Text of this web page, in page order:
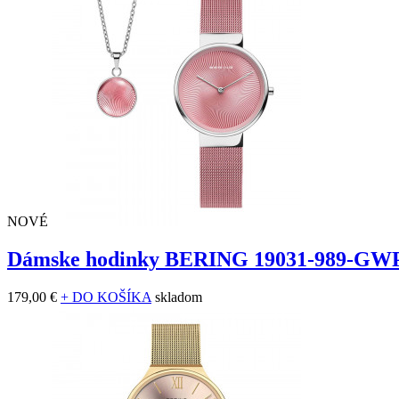
NOVÉ
Dámske hodinky BERING 19031-989-
179,00 € + DO KOŠÍKA skladom